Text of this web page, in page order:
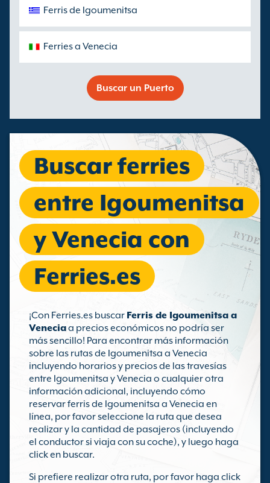
Ferris de Igoumenitsa
Ferries a Venecia
Buscar un Puerto
Buscar ferries
entre Igoumenitsa
y Venecia con
Ferries.es
¡Con Ferries.es buscar Ferris de Igoumenitsa a
Veneciaa precios económicos no podría ser
más sencillo! Para encontrar más información
sobre las rutas de Igoumenitsa a Venecia
incluyendo horarios y precios de las travesías
entre Igoumenitsa y Venecia o cualquier otra
información adicional, incluyendo cómo
reservar ferris de Igoumenitsa a Venecia en
línea, por favor seleccione la ruta que desea
realizar y la cantidad de pasajeros (incluyendo
el conductor si viaja con su coche), y luego haga
click en buscar.
Si prefiere realizar otra ruta, por favor haga click